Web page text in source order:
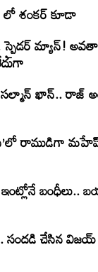
లో శంకర్ కూడా
మ్యాన్‌!
ఖాన్.. రాజ్
రాముడిగా
బంధీలు..
చేసిన